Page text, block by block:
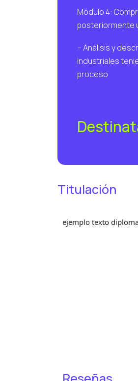
Módulo 4:
posteriormente
– Análisis y
industriales
proceso
Titulación
ejemplo texto